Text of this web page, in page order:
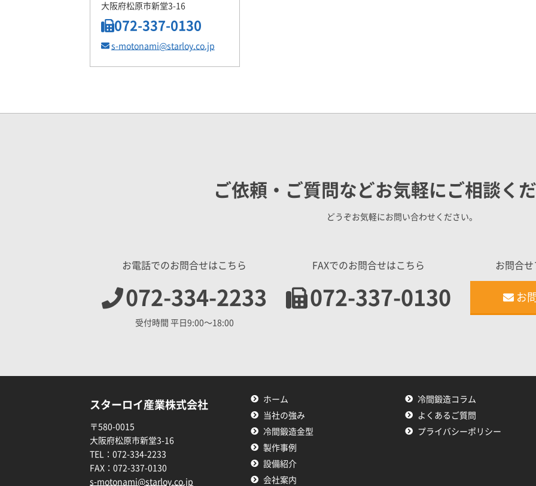
大阪府松原市新堂3-16
072-337-0130
s-motonami@starloy.co.jp
ご依頼・ご質問などお気軽にご相談く
どうぞお気軽にお問い合わせください。
お電話でのお問合せはこちら
072-334-2233
受付時間 平日9:00〜18:00
FAXでのお問合せはこちら
072-337-0130
お問合
お
スターロイ産業株式会社
〒580-0015
大阪府松原市新堂3-16
TEL： 072-334-2233
FAX： 072-337-0130
s-motonami@starloy.co.jp
ホーム
当社の強み
冷間鍛造金型
製作事例
設備紹介
会社案内
冷間鍛造コラム
よくあるご質問
プライバシーポリシー